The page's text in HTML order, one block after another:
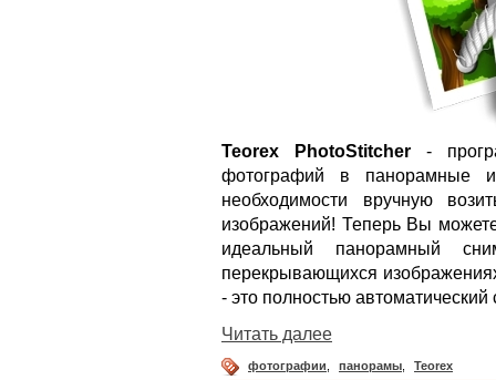
Teorex PhotoStitcher -
фотографий в панорамные
необходимости вручную
изображений! Теперь Вы
идеальный панорамный
перекрывающихся
- это полностью
Читать далее
фотографии панорамы Teorex